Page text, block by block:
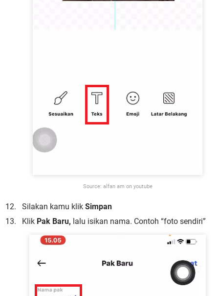
Source: alfan am on youtube
Silakan kamu klik Simpan
Klik Pak Baru, lalu isikan nama. Contoh “foto sendiri”